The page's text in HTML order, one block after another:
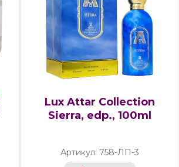
Lux Attar Collection
Sierra, edp., 100ml
Артикул: 758-ЛП-3